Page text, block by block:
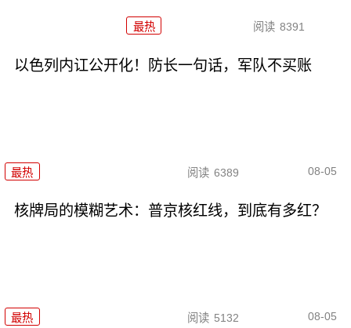
最热 阅读 8391
以色列内讧公开化！防长一句话，军队不买账
最热 阅读 6389 08-05
核牌局的模糊艺术：普京核红线，到底有多红？
最热 阅读 5132 08-05